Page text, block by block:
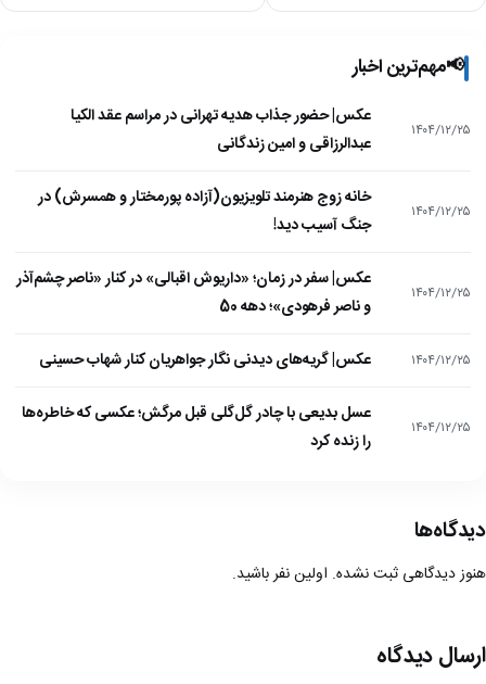
📢مهم‌ترین اخبار
۱۴۰۴/۱۲/۲۵
عکس| حضور جذاب هدیه تهرانی در مراسم عقد الکیا
عبدالرزاقی و امین زندگانی
۱۴۰۴/۱۲/۲۵
خانه زوج هنرمند تلویزیون(آزاده پورمختار و همسرش) در
جنگ آسیب دید!
۱۴۰۴/۱۲/۲۵
عکس| سفر در زمان؛ «داریوش اقبالی» در کنار «ناصر چشم‌آذر
و ناصر فرهودی»؛ دهه 50
۱۴۰۴/۱۲/۲۵ عکس| گریه‌های دیدنی نگار جواهریان کنار شهاب حسینی
۱۴۰۴/۱۲/۲۵
عسل بدیعی با چادر گل‌گلی قبل مرگش؛ عکسی که خاطره‌ها
را زنده کرد
دیدگاه‌ها
هنوز دیدگاهی ثبت نشده. اولین نفر باشید.
ارسال دیدگاه